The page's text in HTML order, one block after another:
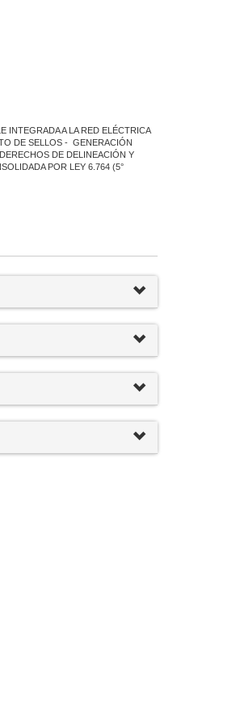
INTEGRADA A LA RED ELÉCTRICA
DE SELLOS - GENERACIÓN
DE DELINEACIÓN Y
POR LEY 6.764 (5°